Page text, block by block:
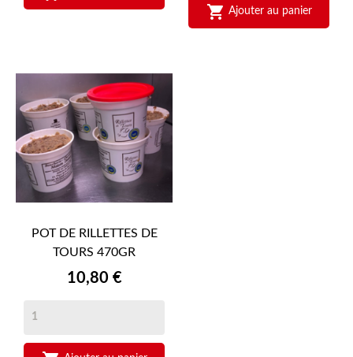
 Ajouter au panier
POT DE RILLETTES DE
TOURS 470GR
Prix
10,80 €